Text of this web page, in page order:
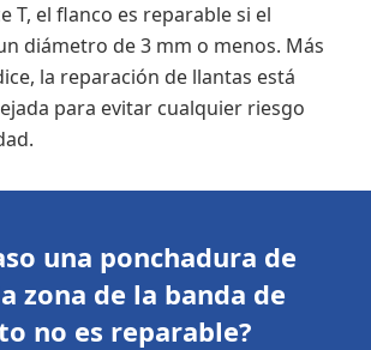
T, el flanco es reparable si el
diámetro de 3 mm o menos. Más
la reparación de llantas está
para evitar cualquier riesgo
una ponchadura de
zona de la banda de
no es reparable?